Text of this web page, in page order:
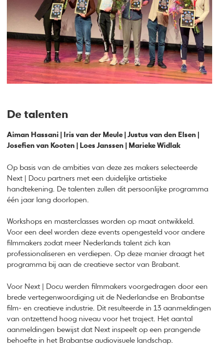
De talenten
Aiman Hassani | Iris van der Meule | Justus van den Elsen |
Josefien van Kooten | Loes Janssen | Marieke Widlak
Op basis van de ambities van deze zes makers selecteerde
Next | Docu partners met een duidelijke artistieke
handtekening. De talenten zullen dit persoonlijke programma
één jaar lang doorlopen.
Workshops en masterclasses worden op maat ontwikkeld.
Voor een deel worden deze events opengesteld voor andere
filmmakers zodat meer Nederlands talent zich kan
professionaliseren en verdiepen. Op deze manier draagt het
programma bij aan de creatieve sector van Brabant.
Voor Next | Docu werden filmmakers voorgedragen door een
brede vertegenwoordiging uit de Nederlandse en Brabantse
film- en creatieve industrie. Dit resulteerde in 13 aanmeldingen
van ontzettend hoog niveau voor het traject. Het aantal
aanmeldingen bewijst dat Next inspeelt op een prangende
behoefte in het Brabantse audiovisuele landschap.